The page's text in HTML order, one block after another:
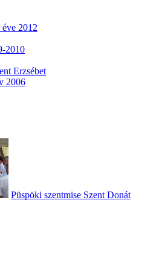
2012
2010
Erzsébet
2006
Püspöki szentmise Szent Donát